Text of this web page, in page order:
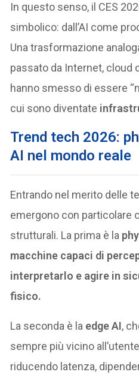
In questo senso, il CES
simbolico: dall’AI come
Una trasformazione
passato da Internet, cloud
hanno smesso di essere
cui sono diventate
Trend tech 2026:
AI nel mondo reale
Entrando nel merito delle
emergono con particolare
strutturali. La prima è la
macchine capaci di
interpretarlo e agire in
fisico.
La seconda è la edge AI,
sempre più vicino
riducendo latenza,